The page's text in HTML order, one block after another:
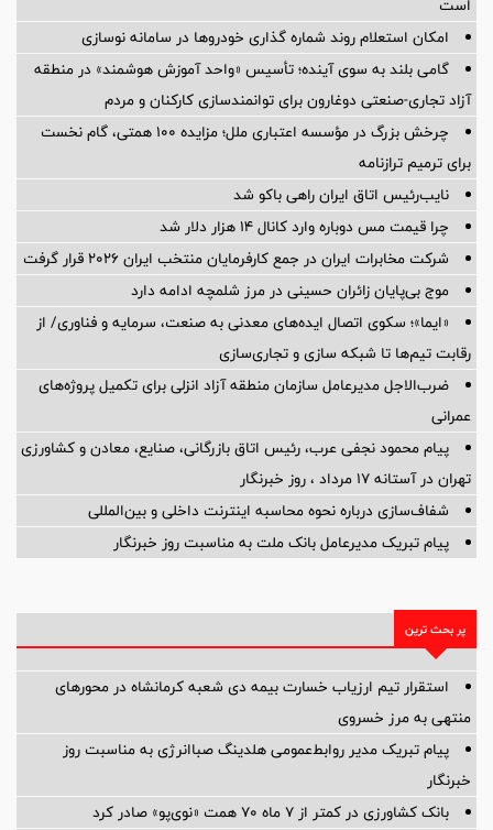
است
امکان استعلام روند شماره گذاری خودروها در سامانه نوسازی
گامی بلند به سوی آینده؛ تأسیس «واحد آموزش هوشمند» در منطقه
آزاد تجاری-صنعتی دوغارون برای توانمندسازی کارکنان و مردم
چرخش بزرگ در مؤسسه اعتباری ملل؛ مزایده ۱۰۰ همتی، گام نخست
برای ترمیم ترازنامه
نایب‌رئیس اتاق ایران راهی باکو شد
چرا قیمت مس دوباره وارد کانال ۱۴ هزار دلار شد
شرکت مخابرات ایران در جمع کارفرمایان منتخب ایران ۲۰۲۶ قرار گرفت
موج بی‌پایان زائران حسینی در مرز شلمچه ادامه دارد
«ایما»؛ سکوی اتصال ایده‌های معدنی به صنعت، سرمایه و فناوری/ از
رقابت تیم‌ها تا شبکه سازی و تجاری‌سازی
ضرب‌الاجل مدیرعامل سازمان منطقه آزاد انزلی برای تكمیل پروژه‌های
عمرانی
پیام محمود نجفی عرب، رئیس اتاق بازرگانی، صنایع، معادن و کشاورزی
تهران در آستانه 17 مرداد ، روز خبرنگار
شفاف‌سازی درباره نحوه محاسبه اینترنت داخلی و بین‌المللی
پیام تبریک مدیرعامل بانک ملت به مناسبت روز خبرنگار
پر بحث ترین
استقرار تیم ارزیاب خسارت بیمه دی شعبه کرمانشاه در محورهای
منتهی به مرز خسروی
پیام تبریک مدیر روابط‌عمومی هلدینگ صباانرژی به مناسبت روز
خبرنگار
بانک کشاورزی در کمتر از ۷ ماه ۷۰ همت «نوی‌پو» صادر کرد